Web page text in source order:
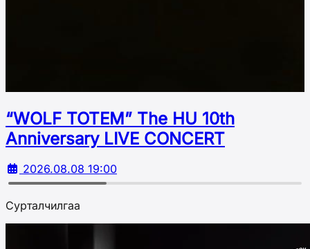
“WOLF TOTEM” The HU 10th
Аnniversary LIVE CONCERT
2026.08.08 19:00
Сурталчилгаа